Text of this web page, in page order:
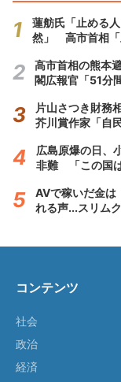
蓮舫氏「止める
然」 高市首相「
高市首相の熊本
閣広報官「51分
片山さつき財務
芥川賞作家「自
広島原爆の日、
非難 「この国は
AVで稼いだ金
れる声...スリム
コンテンツ
社会
政治
経済